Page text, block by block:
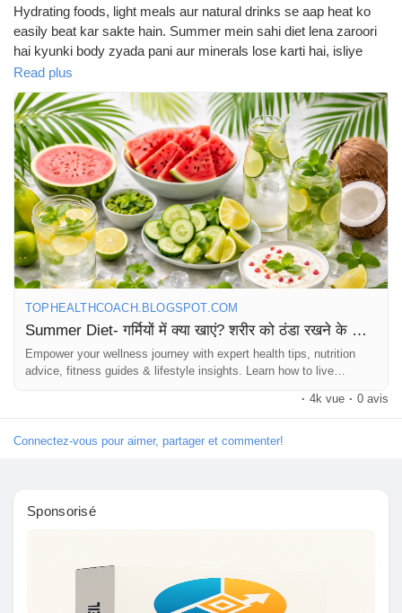
Découvrir Groupes
Mes groupes
Découvrir Pages
Pages aimées
Articles populaires
Découvrir les articles
Financement
Hydrating foods, light meals aur natural drinks se aap heat ko
easily beat kar sakte hain. Summer mein sahi diet lena zaroori
hai kyunki body zyada pani aur minerals lose karti hai, isliye
fruits, vegetables aur fluids ko apni daily routine mein include
karein
👉 Read Now:
https://tophealthcoach.blogspot.com/2026/03/summer-diet-
health-blog.html
Stay cool, stay fit & stay healthy this summer! ☀️💧
#SummerDiet #HealthBlog #StayHydrated #HealthyLiving
#WeightLossTips #FitnessIndia #SummerHealth #EatHealthy
#NaturalDiet #TopHealthCoach
Read plus
TOPHEALTHCOACH.BLOGSPOT.COM
Summer Diet- गर्मियों में क्या खाएं? शरीर को ठंडा रखने के लिए पूरी गाइड | Health Blog
Empower your wellness journey with expert health tips, nutrition
advice, fitness guides & lifestyle insights. Learn how to live
healthier every day!
· 4k vue · 0 avis
Connectez-vous pour aimer, partager et commenter!
Sponsorisé